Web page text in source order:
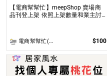
【電商幫幫忙】meepShop 賣場商
品刊登上架 依照上架數量和業主討
電商幫幫忙(電商平台代營運/電商上架/運營策略/網路行銷) $100